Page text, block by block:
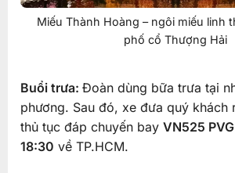
Miếu Thành Hoàng – ngôi miếu linh
phố cổ Thượng Hải
Buổi trưa: Đoàn dùng bữa trưa tại
phương. Sau đó, xe đưa quý khách
thủ tục đáp chuyến bay VN525
18:30 về TP.HCM.